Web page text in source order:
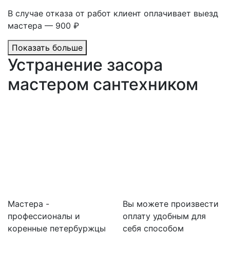
В случае отказа от работ клиент оплачивает выезд
мастера — 900 ₽
Показать больше
Устранение засора
мастером сантехником
Мастера -
профессионалы и
коренные петербуржцы
Вы можете произвести
оплату удобным для
себя способом